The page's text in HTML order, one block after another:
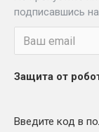
подписавшись
Защита от
Введите код в